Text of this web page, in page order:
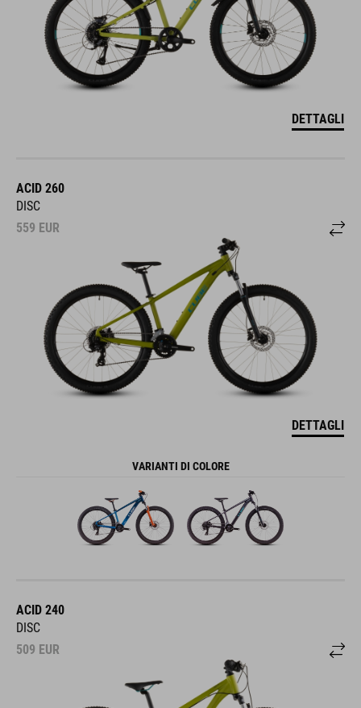
DETTAGLI
ACID 260
DISC
559 EUR
DETTAGLI
VARIANTI DI COLORE
ACID 240
DISC
509 EUR